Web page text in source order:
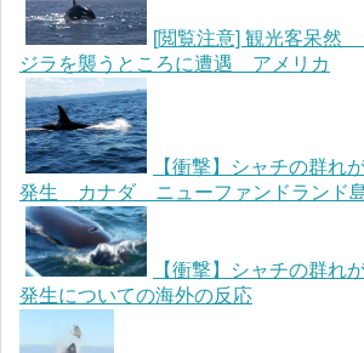
[閲覧注意] 観光客呆然
ジラを襲うところに遭遇 アメリカ
【衝撃】シャチの群れ
発生 カナダ ニューファンドランド
【衝撃】シャチの群れ
発生についての海外の反応